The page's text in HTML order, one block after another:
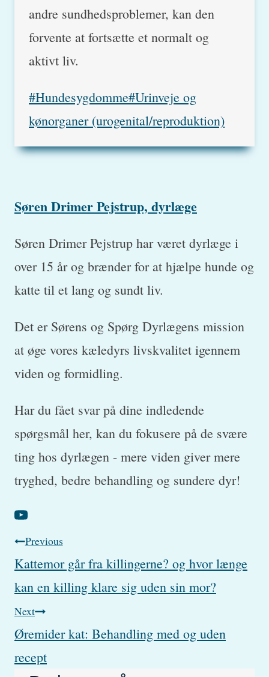
andre sundhedsproblemer, kan den
forvente at fortsætte et normalt og
aktivt liv.
Post
Tags:
#Hundesygdomme#Urinveje og
kønorganer (urogenital/reproduktion)
Søren Drimer Pejstrup, dyrlæge
Søren Drimer Pejstrup har været dyrlæge i
over 15 år og brænder for at hjælpe hunde og
katte til et lang og sundt liv.
Det er Sørens og Spørg Dyrlægens mission
at øge vores kæledyrs livskvalitet igennem
viden og formidling.
Har du fået svar på dine indledende
spørgsmål her, kan du fokusere på de svære
ting hos dyrlægen - mere viden giver mere
tryghed, bedre behandling og sundere dyr!
Post
navigation
Previous
Kattemor går fra killingerne? og hvor længe
kan en killing klare sig uden sin mor?
Next
Øremider kat: Behandling med og uden
recept